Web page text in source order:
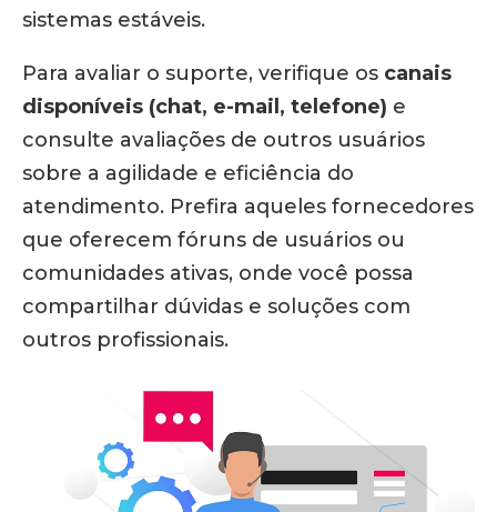
sistemas estáveis.
Para avaliar o suporte, verifique os canais
disponíveis (chat, e-mail, telefone) e
consulte avaliações de outros usuários
sobre a agilidade e eficiência do
atendimento. Prefira aqueles fornecedores
que oferecem fóruns de usuários ou
comunidades ativas, onde você possa
compartilhar dúvidas e soluções com
outros profissionais.